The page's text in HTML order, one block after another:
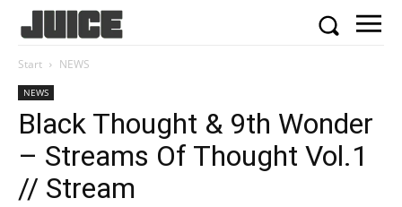
Start NEWS
NEWS
Black Thought & 9th Wonder
– Streams Of Thought Vol.1
// Stream